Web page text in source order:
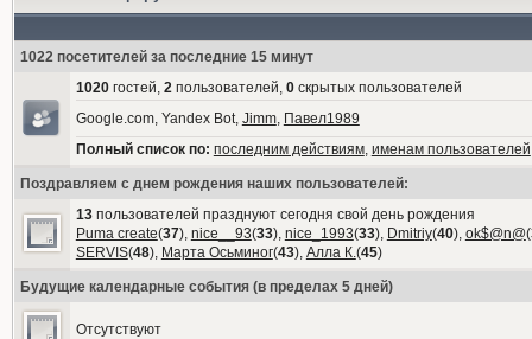
1022 посетителей за последние 15 минут
1020гостей, 2пользователей, 0скрытых пользователей
Google.com, Yandex Bot, Jimm, Павел1989
Полный список по: последним действиям, именам пользователей
Поздравляем с днем рождения наших пользователей:
13пользователей празднуют сегодня свой день рождения
Puma create(37), nice__93(33), nice_1993(33), Dmitriy(40), ok$@n@(
SERVIS(48), Марта Осьминог(43), Алла К.(45)
Будущие календарные события (в пределах 5 дней)
Отсутствуют